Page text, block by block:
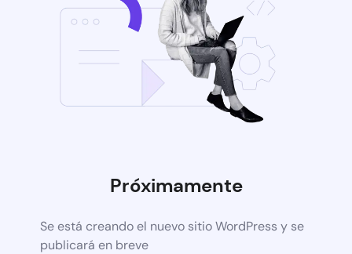
Próximamente
Se está creando el nuevo sitio WordPress y se
publicará en breve